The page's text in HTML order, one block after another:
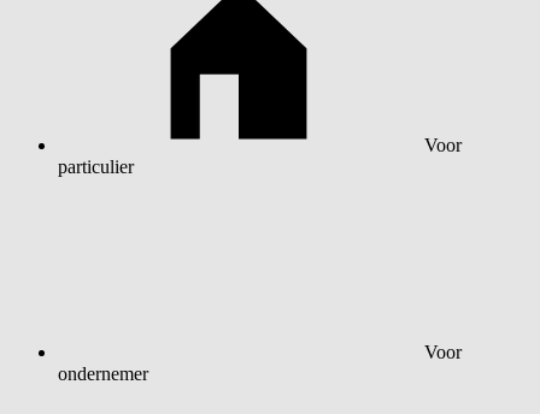
Voor
particulier
Voor
ondernemer